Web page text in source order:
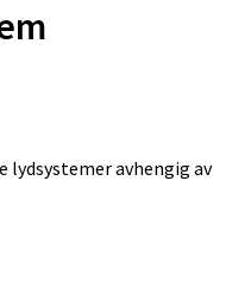
lydsystemer avhengig av